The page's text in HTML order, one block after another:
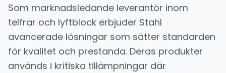
Som marknadsledande leverantör inom
telfrar och lyftblock erbjuder Stahl
avancerade lösningar som sätter standarden
för kvalitet och prestanda. Deras produkter
används i kritiska tillämpningar där